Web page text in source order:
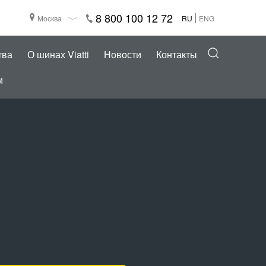
Москва 8 800 100 12 72 RU ENG
О шинах Viatti Новости
Контакты